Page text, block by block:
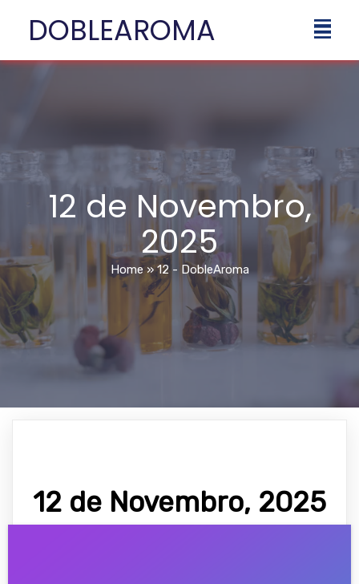
DOBLEAROMA
12 de Novembro,
2025
Home»12 - DobleAroma
12 de Novembro, 2025